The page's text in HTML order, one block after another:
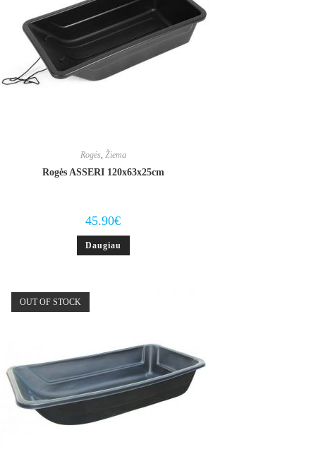
Rogės Žiema
Rogės ASSERI 120x63x25cm
45.90€
Daugiau
OUT OF STOCK